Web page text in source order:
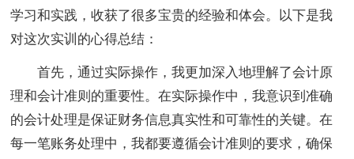
学习和实践，收获了很多宝贵的经验和体会。以下是我
对这次实训的心得总结：
首先，通过实际操作，我更加深入地理解了会计原
理和会计准则的重要性。在实际操作中，我意识到准确
的会计处理是保证财务信息真实性和可靠性的关键。在
每一笔账务处理中，我都要遵循会计准则的要求，确保